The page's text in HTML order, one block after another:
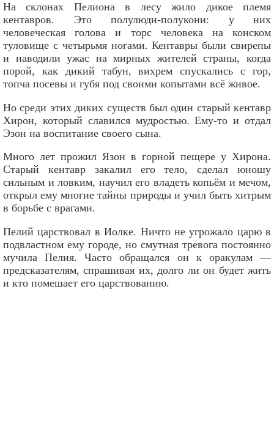
На склонах Пелиона в лесу жило дикое племя
кентавров. Это полулюди-полукони: у них
человеческая голова и торс человека на конском
туловище с четырьмя ногами. Кентавры были свирепы
и наводили ужас на мирных жителей страны, когда
порой, как дикий табун, вихрем спускались с гор,
топча посевы и губя под своими копытами всё живое.
Но среди этих диких существ был один старый кентавр
Хирон, который славился мудростью. Ему-то и отдал
Эзон на воспитание своего сына.
Много лет прожил Язон в горной пещере у Хирона.
Старый кентавр закалил его тело, сделал юношу
сильным и ловким, научил его владеть копьём и мечом,
открыл ему многие тайны природы и учил быть хитрым
в борьбе с врагами.
Пелий царствовал в Иолке. Ничто не угрожало царю в
подвластном ему городе, но смутная тревога постоянно
мучила Пелия. Часто обращался он к оракулам —
предсказателям, спрашивая их, долго ли он будет жить
и кто помешает его царствованию.